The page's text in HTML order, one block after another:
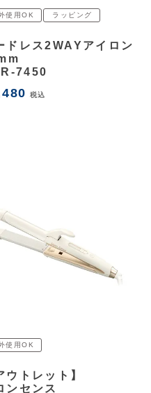
使用OK ラッピング
ドレス2WAYアイロン
7450
税込
使用OK
ウトレット】
ンセンス